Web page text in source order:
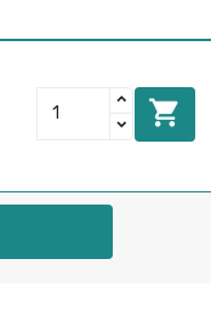
